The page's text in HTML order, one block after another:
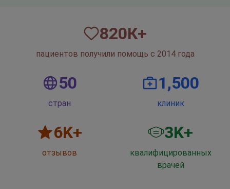
820К+
пациентов получили помощь с 2014 года
50
стран
1,500
клиник
6K+
отзывов
3K+
квалифицированных
врачей